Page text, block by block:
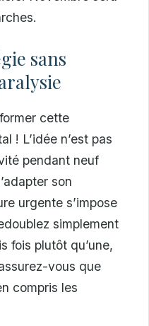
sans
cette
! L’idée n’est pas
pendant neuf
son
urgente s’impose
simplement
fois plutôt qu’une,
vous que
compris les